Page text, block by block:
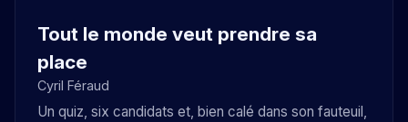
Tout le monde veut prendre sa
place
Cyril Féraud
Un quiz, six candidats et, bien calé dans son fauteuil,